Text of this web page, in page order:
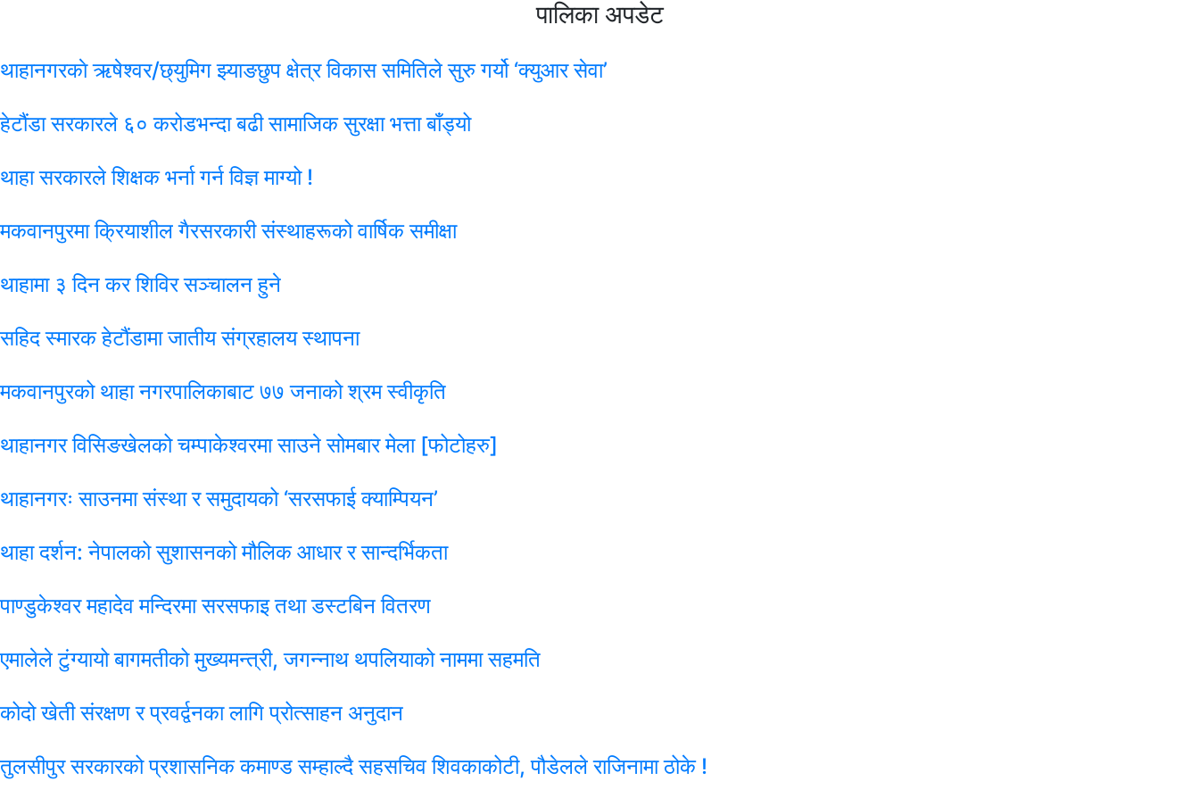
पालिका अपडेट
थाहानगरकाे ऋषेश्वर/छ्युमिग झ्याङछुप क्षेत्र विकास समितिले सुरु गर्यो ‘क्युआर सेवा’
हेटौंडा सरकारले ६० करोडभन्दा बढी सामाजिक सुरक्षा भत्ता बाँड्यो
थाहा सरकारले शिक्षक भर्ना गर्न विज्ञ माग्यो !
मकवानपुरमा क्रियाशील गैरसरकारी संस्थाहरूको वार्षिक समीक्षा
थाहामा ३ दिन कर शिविर सञ्चालन हुने
सहिद स्मारक हेटौंडामा जातीय संग्रहालय स्थापना
मकवानपुरको थाहा नगरपालिकाबाट ७७ जनाको श्रम स्वीकृति
थाहानगर विसिङखेलको चम्पाकेश्वरमा साउने सोमबार मेला [फोटोहरु]
थाहानगरः साउनमा संस्था र समुदायको ‘सरसफाई क्याम्पियन’
थाहा दर्शन: नेपालको सुशासनको मौलिक आधार र सान्दर्भिकता
पाण्डुकेश्वर महादेव मन्दिरमा सरसफाइ तथा डस्टबिन वितरण
एमालेले टुंग्यायो बागमतीको मुख्यमन्त्री, जगन्नाथ थपलियाको नाममा सहमति
कोदो खेती संरक्षण र प्रवर्द्वनका लागि प्रोत्साहन अनुदान
तुलसीपुर सरकारको प्रशासनिक कमाण्ड सम्हाल्दै सहसचिव शिवकाकोटी, पौडेलले राजिनामा ठोके !